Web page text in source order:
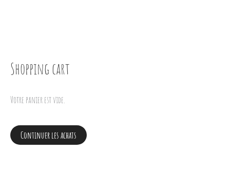
Shopping cart
Votre panier est vide.
Continuer les achats